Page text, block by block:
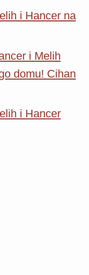
i Hancer na
i Melih
domu! Cihan
i Hancer